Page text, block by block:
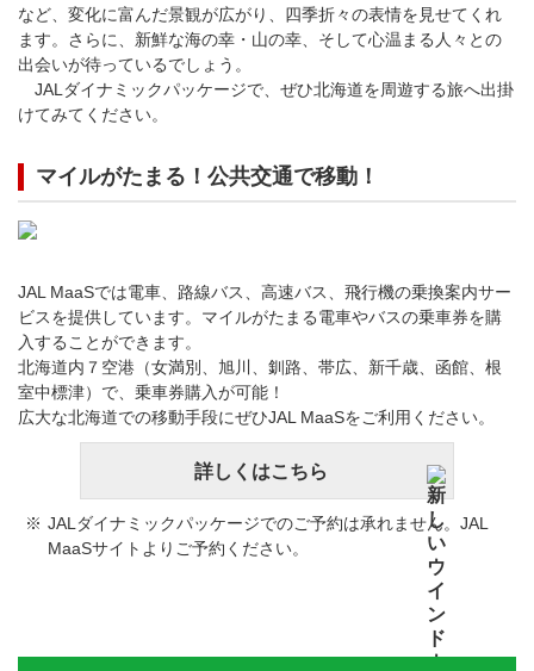
など、変化に富んだ景観が広がり、四季折々の表情を見せてくれ
ます。さらに、新鮮な海の幸・山の幸、そして心温まる人々との
出会いが待っているでしょう。
JALダイナミックパッケージで、ぜひ北海道を周遊する旅へ出掛
けてみてください。
マイルがたまる！公共交通で移動！
JAL MaaSでは電車、路線バス、高速バス、飛行機の乗換案内サー
ビスを提供しています。マイルがたまる電車やバスの乗車券を購
入することができます。
北海道内７空港（女満別、旭川、釧路、帯広、新千歳、函館、根
室中標津）で、乗車券購入が可能！
広大な北海道での移動手段にぜひJAL MaaSをご利用ください。
詳しくはこちら
JALダイナミックパッケージでのご予約は承れません。JAL
MaaSサイトよりご予約ください。